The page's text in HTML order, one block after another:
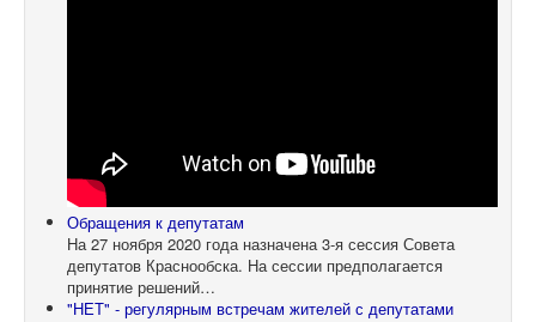
Обращения к депутатам
На 27 ноября 2020 года назначена 3-я сессия Совета
депутатов Краснообска. На сессии предполагается
принятие решений…
"НЕТ" - регулярным встречам жителей с депутатами